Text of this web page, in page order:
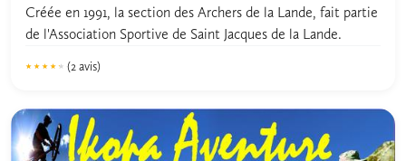
Créée en 1991, la section des Archers de la Lande, fait partie
de l'Association Sportive de Saint Jacques de la Lande.
★★★★★
★★★★★ (2 avis)